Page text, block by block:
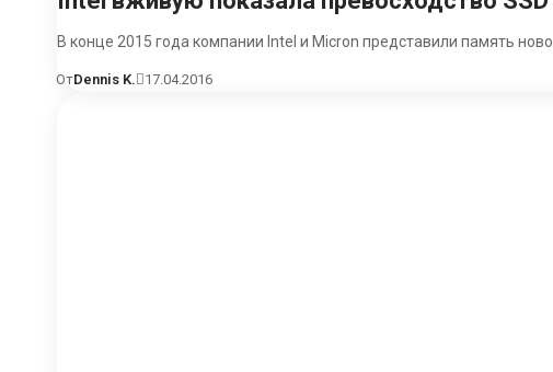
В конце 2015 года компании Intel и Micron представили память
ОтDennis K. 17.04.2016